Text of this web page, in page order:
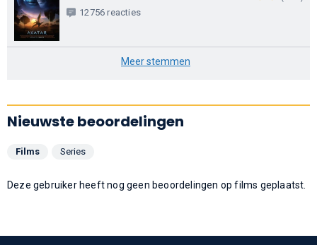
12756 reacties
Meer stemmen
Nieuwste beoordelingen
Films Series
Deze gebruiker heeft nog geen beoordelingen op films geplaatst.